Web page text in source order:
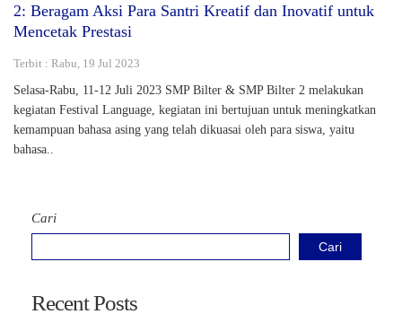
2: Beragam Aksi Para Santri Kreatif dan Inovatif untuk
Mencetak Prestasi
Terbit : Rabu, 19 Jul 2023
Selasa-Rabu, 11-12 Juli 2023 SMP Bilter & SMP Bilter 2 melakukan
kegiatan Festival Language, kegiatan ini bertujuan untuk meningkatkan
kemampuan bahasa asing yang telah dikuasai oleh para siswa, yaitu
bahasa..
Cari
Cari
Recent Posts